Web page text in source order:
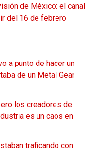
de México: el canal
del 16 de febrero
a punto de hacer un
de un Metal Gear
los creadores de
es un caos en
traficando con